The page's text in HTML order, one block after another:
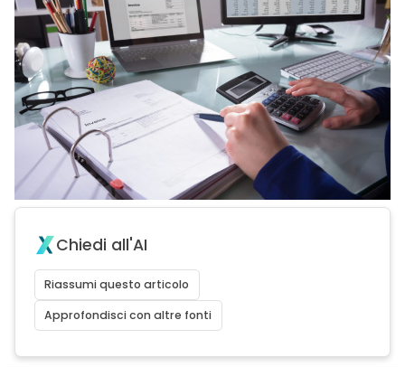
Chiedi all'AI
Riassumi questo articolo
Approfondisci con altre fonti